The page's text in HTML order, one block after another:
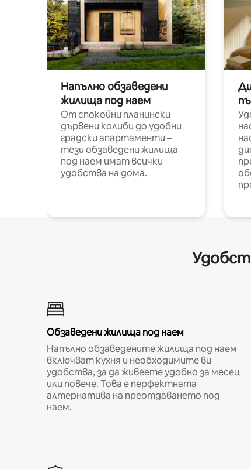
Напълно обзаведени
жилища под наем
От спокойни планински
дървени колиби до удобни
градски апартаменти –
тези обзаведени жилища
под наем имат всички
удобства на дома.
Обзаведени жилища под наем
Напълно обзаведените жилища под наем
включват кухня и необходимите ви
удобства, за да живеете удобно за месец
или повече. Това е перфектната
алтернатива на преотдаването под
наем.